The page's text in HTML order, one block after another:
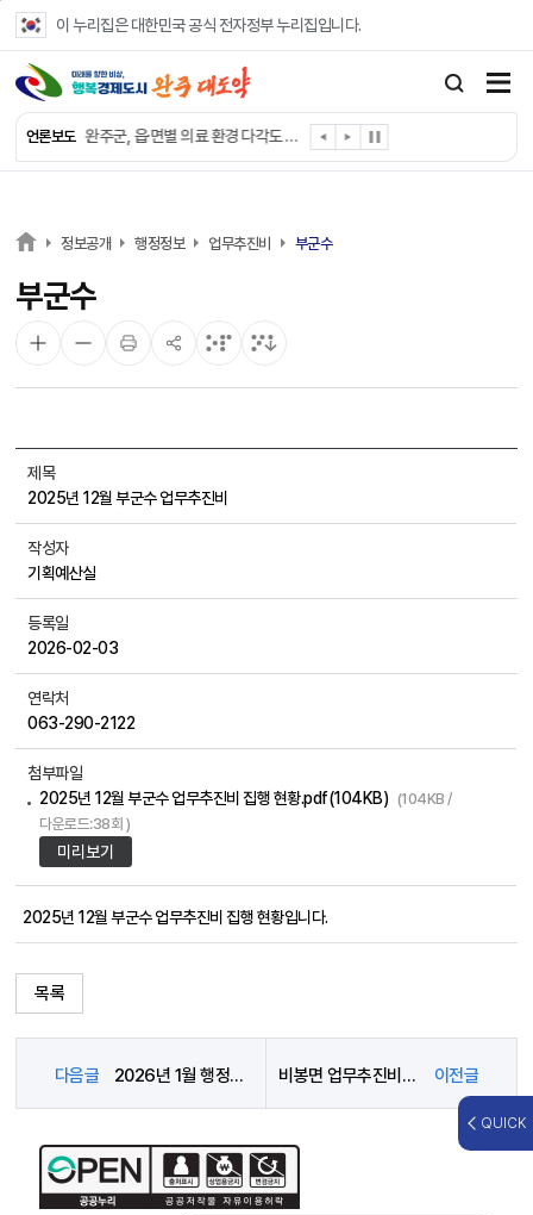
이 누리집은 대한민국 공식 전자정부 누리집입니다.
언론보도
완주군, ‘수의계약 총량제’ 개편 운영
완주군 청소년, 초록우산 지원으로 치과 치료
완주군, 읍·면별 의료 환경 다각도 진단한다
완주군, 모바일 헬스케어 “내 건강 변화 직접 확인”
전북은행, 완주군에 ‘시원키트’ 60세트 기탁
정보공개 행정정보 업무추진비 부군수
부군수
제목
2025년 12월 부군수 업무추진비
작성자
기획예산실
등록일
2026-02-03
연락처
063-290-2122
첨부파일
2025년 12월 부군수 업무추진비 집행 현황.pdf(104KB) (104KB /
다운로드:38회 )
미리보기
2025년 12월 부군수 업무추진비 집행 현황입니다.
목록
다음글 2026년 1월 행정자치국 업무추진비 사용내역 비봉면 업무추진비 사용내역(2026년 01월) 이전글
QUICK